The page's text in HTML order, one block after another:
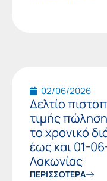
02/06/2026
Δελτίο
τιμής
το χρονικό
έως και 01-
Λακωνίας
ΠΕΡΙΣΣΟΤΕΡΑ